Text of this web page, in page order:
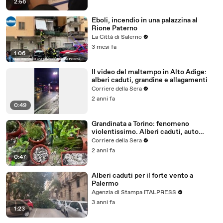
2:56
1:06
Eboli, incendio in una palazzina al
Rione Paterno
La Città di Salerno
3 mesi fa
0:49
Il video del maltempo in Alto Adige:
alberi caduti, grandine e allagamenti
Corriere della Sera
2 anni fa
0:47
Grandinata a Torino: fenomeno
violentissimo. Alberi caduti, auto
danneggiate
Corriere della Sera
2 anni fa
1:23
Alberi caduti per il forte vento a
Palermo
Agenzia di Stampa ITALPRESS
3 anni fa